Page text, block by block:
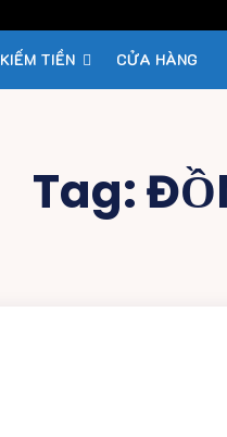
KIẾM TIỀN CỬA HÀNG
Tag: